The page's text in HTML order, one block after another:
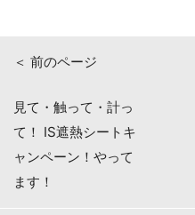
＜ 前のページ
見て・触って・計っ
て！ IS遮熱シートキ
ャンペーン！やって
ます！